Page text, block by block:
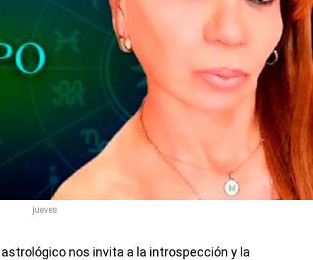
jueves
nos invita a la introspección y la